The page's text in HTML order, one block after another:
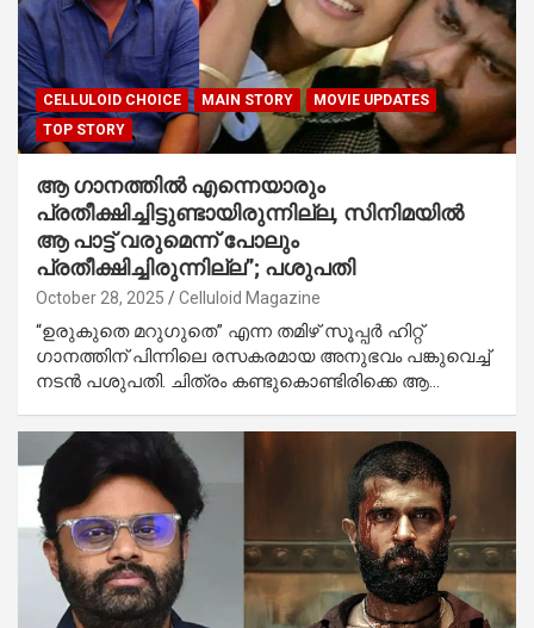
CELLULOID CHOICE MAIN STORY
MOVIE UPDATES
TOP STORY
ആ ഗാനത്തിൽ എന്നെയാരും
പ്രതീക്ഷിച്ചിട്ടുണ്ടായിരുന്നില്ല, സിനിമയിൽ
ആ പാട്ട് വരുമെന്ന് പോലും
പ്രതീക്ഷിച്ചിരുന്നില്ല”; പശുപതി
October 28, 2025 Celluloid Magazine
“ഉരുകുതെ മറുഗുതെ” എന്ന തമിഴ് സൂപ്പർ ഹിറ്റ്
ഗാനത്തിന് പിന്നിലെ രസകരമായ അനുഭവം പങ്കുവെച്ച്
നടൻ പശുപതി. ചിത്രം കണ്ടുകൊണ്ടിരിക്കെ ആ…